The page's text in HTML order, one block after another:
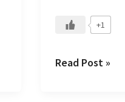
+1
Read Post »